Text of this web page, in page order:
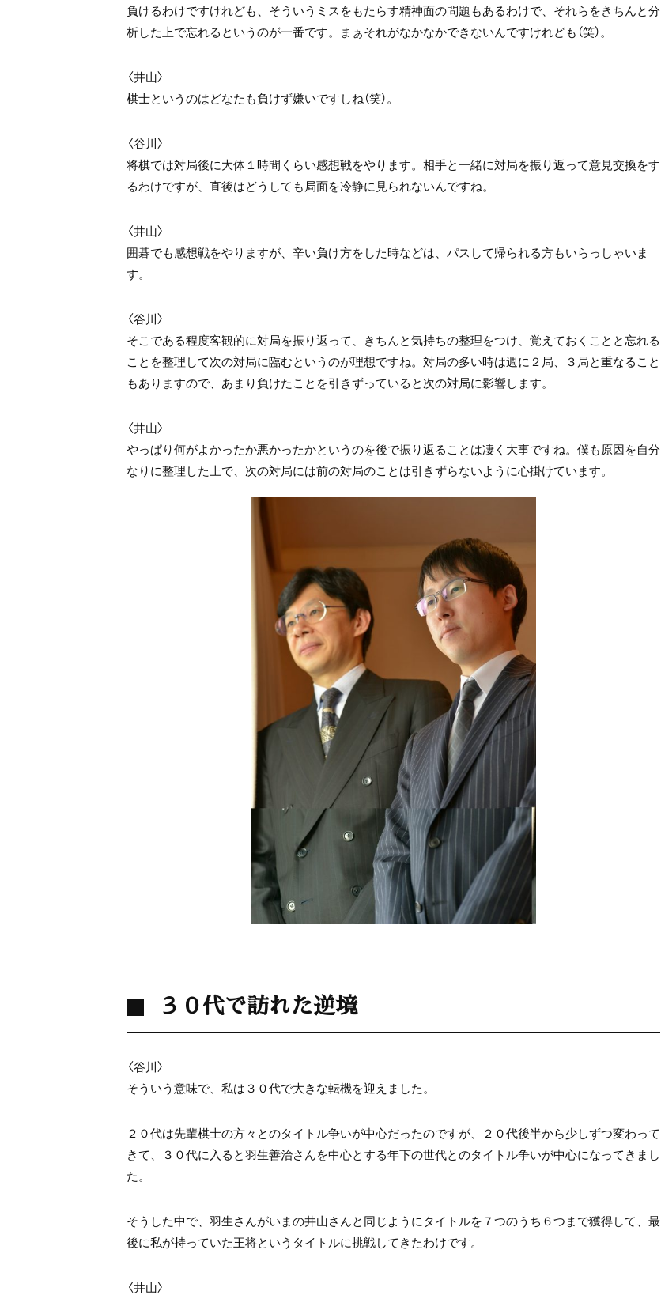
負けるわけですけれども、そういうミスをもたらす精神面の問題もあるわけで、それらをきちんと分
析した上で忘れるというのが一番です。まぁそれがなかなかできないんですけれども（笑）。
〈井山〉
棋士というのはどなたも負けず嫌いですしね（笑）。
〈谷川〉
将棋では対局後に大体１時間くらい感想戦をやります。相手と一緒に対局を振り返って意見交換をす
るわけですが、直後はどうしても局面を冷静に見られないんですね。
〈井山〉
囲碁でも感想戦をやりますが、辛い負け方をした時などは、パスして帰られる方もいらっしゃいま
す。
〈谷川〉
そこである程度客観的に対局を振り返って、きちんと気持ちの整理をつけ、覚えておくことと忘れる
ことを整理して次の対局に臨むというのが理想ですね。対局の多い時は週に２局、３局と重なること
もありますので、あまり負けたことを引きずっていると次の対局に影響します。
〈井山〉
やっぱり何がよかったか悪かったかというのを後で振り返ることは凄く大事ですね。僕も原因を自分
なりに整理した上で、次の対局には前の対局のことは引きずらないように心掛けています。
３０代で訪れた逆境
〈谷川〉
そういう意味で、私は３０代で大きな転機を迎えました。
２０代は先輩棋士の方々とのタイトル争いが中心だったのですが、２０代後半から少しずつ変わって
きて、３０代に入ると羽生善治さんを中心とする年下の世代とのタイトル争いが中心になってきまし
た。
そうした中で、羽生さんがいまの井山さんと同じようにタイトルを７つのうち６つまで獲得して、最
後に私が持っていた王将というタイトルに挑戦してきたわけです。
〈井山〉